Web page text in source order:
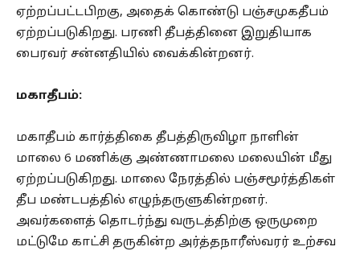
ஏற்றப்பட்டபிறகு, அதைக் கொண்டு பஞ்சமுகதீபம்
ஏற்றப்படுகிறது. பரணி தீபத்தினை இறுதியாக
பைரவர் சன்னதியில் வைக்கின்றனர்.
மகாதீபம்:
மகாதீபம் கார்த்திகை தீபத்திருவிழா நாளின்
மாலை 6 மணிக்கு அண்ணாமலை மலையின் மீது
ஏற்றப்படுகிறது. மாலை நேரத்தில் பஞ்சமூர்த்திகள்
தீப மண்டபத்தில் எழுந்தருளுகின்றனர்.
அவர்களைத் தொடர்ந்து வருடத்திற்கு ஒருமுறை
மட்டுமே காட்சி தருகின்ற அர்த்தநாரீஸ்வரர் உற்சவ